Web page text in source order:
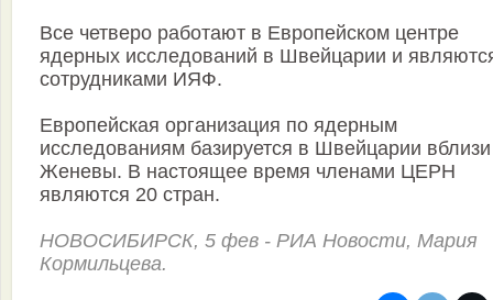
Все четверо работают в Европейском центре
ядерных исследований в Швейцарии и
сотрудниками ИЯФ.
Европейская организация по ядерным
исследованиям базируется в Швейцарии вблизи
Женевы. В настоящее время членами ЦЕРН
являются 20 стран.
НОВОСИБИРСК, 5 фев - РИА Новости, Мария
Кормильцева.